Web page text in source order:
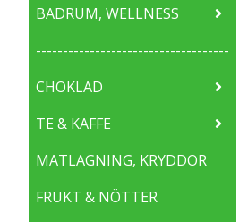
BADRUM, WELLNESS
------------------------------------
CHOKLAD
TE & KAFFE
MATLAGNING, KRYDDOR
FRUKT & NÖTTER